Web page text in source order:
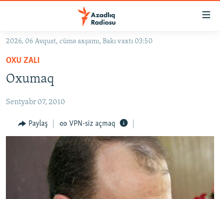
Əsas
qayıt
Əsas
qayıt
KORRUPSIOMETR
#ƏSLINDƏ
FƏRQƏ BAX
QANUNI DOĞRU
ARAŞDIRMA
MULTIMEDIA
RADIO ARXIV
2026, 06 Avqust, cümə axşamı, Bakı vaxtı 03:50
OXU ZALI
Oxumaq
Sentyabr 07, 2010
Paylaş VPN-siz açmaq